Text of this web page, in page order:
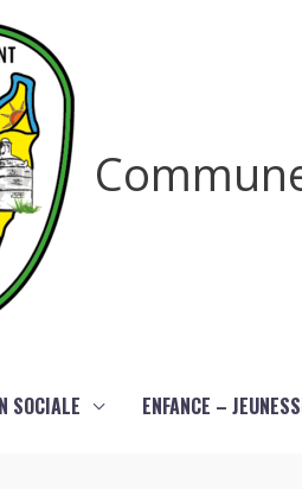
SOCIALE ENFANCE –